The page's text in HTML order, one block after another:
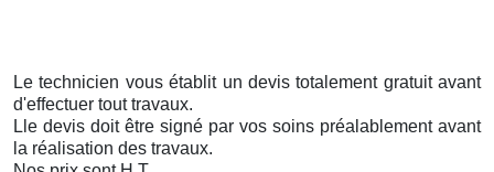
Le technicien vous établit un devis totalement gratuit avant
d'effectuer tout travaux.
Lle devis doit être signé par vos soins préalablement avant
la réalisation des travaux.